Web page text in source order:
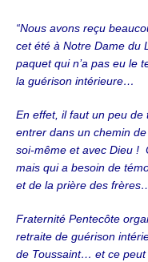
“Nous avons reçu
cet été à Notre Dame du
paquet qui n’a pas eu le
la guérison intérieure…
En effet, il faut un peu
entrer dans un chemin
soi-même et avec Dieu !
mais qui a besoin de
et de la prière des
Fraternité Pentecôte
retraite de guérison
de Toussaint… et ce peut